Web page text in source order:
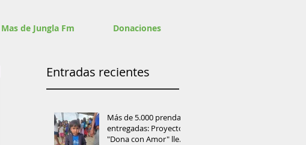
Mas de Jungla Fm Donaciones
Entradas recientes
Más de 5.000 prendas
entregadas: Proyecto
"Dona con Amor" lleva